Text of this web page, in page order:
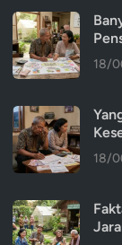
18/
18/